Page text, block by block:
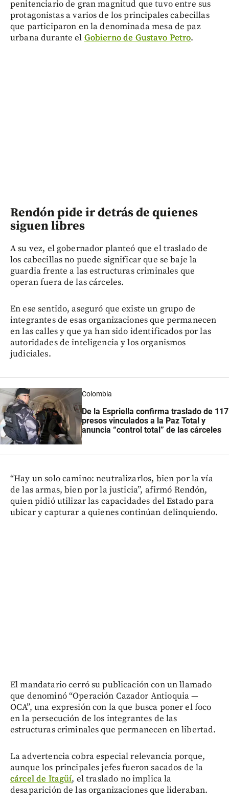
penitenciario de gran magnitud que tuvo entre sus
protagonistas a varios de los principales cabecillas
que participaron en la denominada mesa de paz
urbana durante el Gobierno de Gustavo Petro.
Rendón pide ir detrás de quienes
siguen libres
A su vez, el gobernador planteó que el traslado de
los cabecillas no puede significar que se baje la
guardia frente a las estructuras criminales que
operan fuera de las cárceles.
En ese sentido, aseguró que existe un grupo de
integrantes de esas organizaciones que permanecen
en las calles y que ya han sido identificados por las
autoridades de inteligencia y los organismos
judiciales.
Colombia
De la Espriella confirma traslado de 117
presos vinculados a la Paz Total y
anuncia “control total” de las cárceles
“Hay un solo camino: neutralizarlos, bien por la vía
de las armas, bien por la justicia”, afirmó Rendón,
quien pidió utilizar las capacidades del Estado para
ubicar y capturar a quienes continúan delinquiendo.
El mandatario cerró su publicación con un llamado
que denominó “Operación Cazador Antioquia —
OCA”, una expresión con la que busca poner el foco
en la persecución de los integrantes de las
estructuras criminales que permanecen en libertad.
La advertencia cobra especial relevancia porque,
aunque los principales jefes fueron sacados de la
cárcel de Itagüí, el traslado no implica la
desaparición de las organizaciones que lideraban.